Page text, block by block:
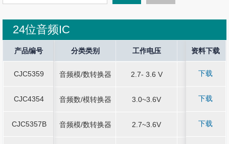
24位音频IC
产品编号 分类类别 工作电压 封装规格
CJC5359 音频模/数转换器 2.7- 3.6 V SOP8
CJC4354 音频数/模转换器 3.0~3.6V QFN4*4-28
CJC5357B 音频模/数转换器 2.7~3.6V TSSOP16
产品编号 分类类别 工作电压 封装规格
CJC5359 音频模/数转换器 2.7- 3.6 V SOP8
CJC4354 音频数/模转换器 3.0~3.6V QFN4*4-28
CJC5357B 音频模/数转换器 2.7~3.6V TSSOP16
Current Stop Sound Output Application 资料下载
- - - 下载
- - - 下载
- - - 下载